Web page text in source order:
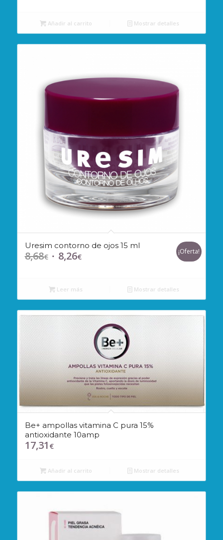
Añadir al carrito Mostrar detalles
Uresim contorno de ojos 15 ml
8,68€ El
era:
8,26€El
es:
¡Oferta!
Leer más Mostrar detalles
Be+ ampollas vitamina C pura 15%
antioxidante 10amp
17,31 €
Añadir al carrito Mostrar detalles